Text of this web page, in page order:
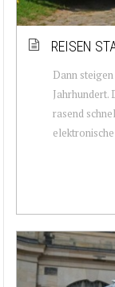
REISEN
Dann
Jahrhundert.
rasend